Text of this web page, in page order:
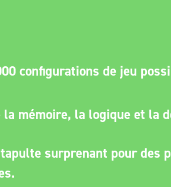
configurations de jeu
la mémoire, la logique et la
surprenant pour des